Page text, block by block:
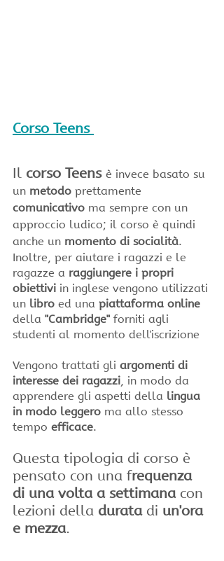
Corso Teens
Il corso Teens è invece basato su
un metodo prettamente
comunicativo ma sempre con un
approccio ludico; il corso è quindi
anche un momento di socialità.
Inoltre, per aiutare i ragazzi e le
ragazze a raggiungere i propri
obiettivi in inglese vengono utilizzati
un libro ed una piattaforma online
della "Cambridge" forniti agli
studenti al momento dell'iscrizione
Vengono trattati gli argomenti di
interesse dei ragazzi , in modo da
apprendere gli aspetti della lingua
in modo leggero ma allo stesso
tempo efficace.
Questa tipologia di corso è
pensato con una frequenza
di una volta a settimana con
lezioni della durata di un'ora
e mezza.